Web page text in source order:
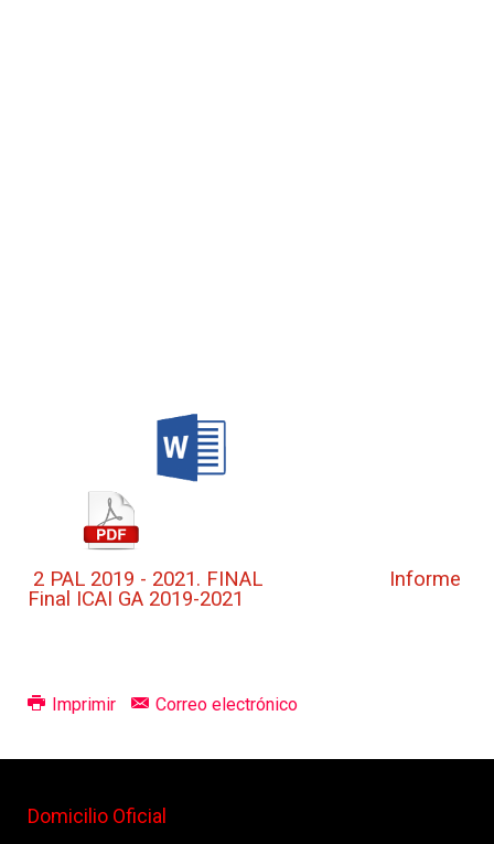
2 PAL 2019 - 2021. FINAL Informe
Final ICAI GA 2019-2021
Imprimir Correo electrónico
Domicilio Oficial